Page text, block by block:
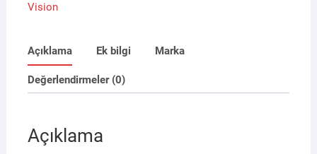
Vision
Açıklama Ek bilgi Marka
Değerlendirmeler (0)
Açıklama